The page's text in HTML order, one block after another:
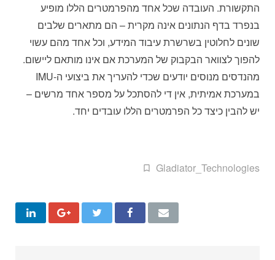
התקשורת. העובדה שכל אחד מהפרמטרים הללו מופיע
בנפרד בדף הנתונים אינה מקרית – הם מתארים שלבים
שונים לחלוטין בשרשרת עיבוד המידע, וכל אחד מהם עשוי
להפוך לצוואר הבקבוק של המערכת אם אינו מותאם ליישום.
מהנדסים מנוסים יודעים שכדי להעריך את ביצועי ה-IMU
במערכת אמיתית, אין די להסתכל על מספר אחד מרשים –
יש להבין כיצד כל הפרמטרים הללו עובדים יחד.
Gladiator_Technologies